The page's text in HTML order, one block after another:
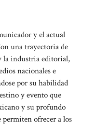
y el actual
una trayectoria de
la industria editorial,
nacionales e
por su habilidad
y evento que
y su profundo
permiten ofrecer a los